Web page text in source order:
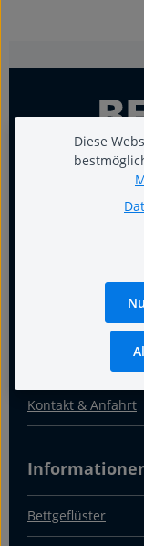
Für guten
Warum
Kontakt & Anfahrt
Bettgeflüster
Diese